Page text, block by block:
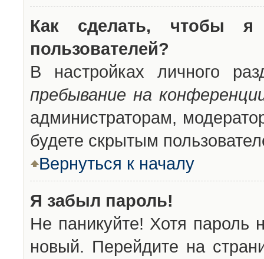
Как сделать, чтобы
пользователей?
В настройках личного
пребывание на
администраторам,
будете скрытым
Вернуться к началу
Я забыл пароль!
Не паникуйте! Хотя пароль
новый. Перейдите на